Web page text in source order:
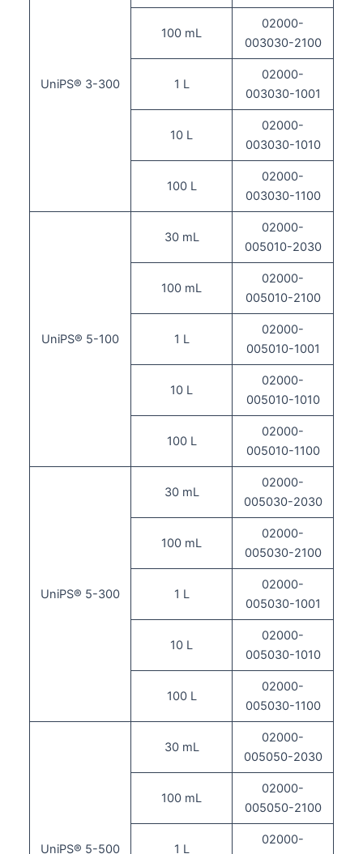
UniPS® 3-300
100 mL
02000-
003030-2100
1 L
02000-
003030-1001
10 L
02000-
003030-1010
100 L
02000-
003030-1100
UniPS® 5-100
30 mL
02000-
005010-2030
100 mL
02000-
005010-2100
1 L
02000-
005010-1001
10 L
02000-
005010-1010
100 L
02000-
005010-1100
UniPS® 5-300
30 mL
02000-
005030-2030
100 mL
02000-
005030-2100
1 L
02000-
005030-1001
10 L
02000-
005030-1010
100 L
02000-
005030-1100
UniPS® 5-500
30 mL
02000-
005050-2030
100 mL
02000-
005050-2100
1 L
02000-